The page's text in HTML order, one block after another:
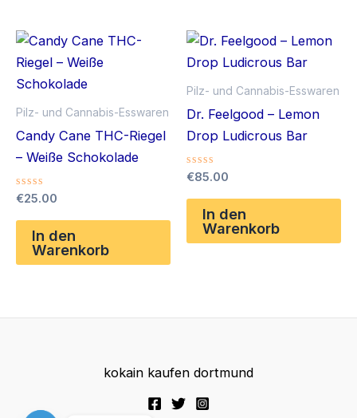
Varianten
auf.
Optionen
können
auf
der
Produktseite
gewählt
werden
Pilz- und Cannabis-Esswaren
Candy Cane THC-Riegel
– Weiße Schokolade
Bewertet
0
von
€25.00
In den
Warenkorb
Pilz- und Cannabis-Esswaren
Dr. Feelgood – Lemon
Drop Ludicrous Bar
Bewertet
0
von
€85.00
In den
Warenkorb
kokain kaufen dortmund